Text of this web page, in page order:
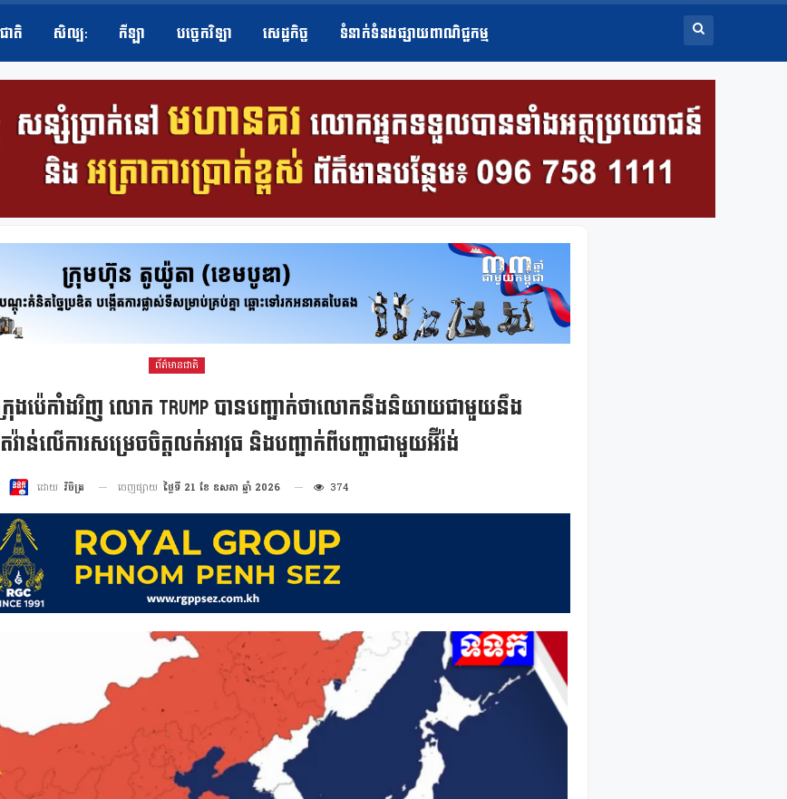
ាតិ សិល្ប​: កីឡា បច្ចេកវិទ្យា សេដ្ឋកិច្ច ទំនាក់ទំនងផ្សាយពាណិជ្ជកម្ម
ព័ត៌មានជាតិ
ងប៉េកាំងវិញ លោក Trump បានបញ្ជាក់ថាលោកនឹងនិយាយជាមួយនឹង
វ៉ាន់លើការសម្រេចចិត្តលក់អាវុធ និងបញ្ជាក់ពីបញ្ហាជាមួយអ៊ីរ៉ង់
ដោយ វិចិត្រ ចេញផ្សាយ ថ្ងៃទី 21 ខែ ឧសភា ឆ្នាំ 2026 374